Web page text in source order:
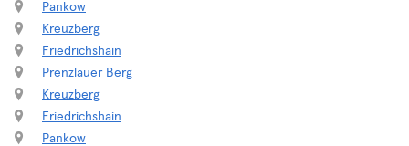
Pankow
Kreuzberg
Friedrichshain
Prenzlauer Berg
Kreuzberg
Friedrichshain
Pankow